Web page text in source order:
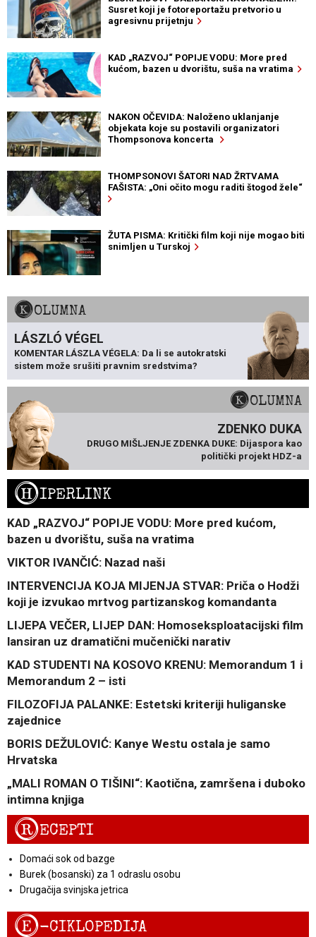
Susret koji je fotoreportažu pretvorio u
agresivnu prijetnju
KAD „RAZVOJ“ POPIJE VODU: More pred
kućom, bazen u dvorištu, suša na vratima
NAKON OČEVIDA: Naloženo uklanjanje
objekata koje su postavili organizatori
Thompsonova koncerta
THOMPSONOVI ŠATORI NAD ŽRTVAMA
FAŠISTA: „Oni očito mogu raditi štogod žele“
ŽUTA PISMA: Kritički film koji nije mogao biti
snimljen u Turskoj
KOLUMNA
LÁSZLÓ VÉGEL
KOMENTAR LÁSZLA VÉGELA: Da li se autokratski
sistem može srušiti pravnim sredstvima?
KOLUMNA
ZDENKO DUKA
DRUGO MIŠLJENJE ZDENKA DUKE: Dijaspora kao
politički projekt HDZ-a
HIPERLINK
KAD „RAZVOJ“ POPIJE VODU: More pred kućom,
bazen u dvorištu, suša na vratima
VIKTOR IVANČIĆ: Nazad naši
INTERVENCIJA KOJA MIJENJA STVAR: Priča o Hodži
koji je izvukao mrtvog partizanskog komandanta
LIJEPA VEČER, LIJEP DAN: Homoseksploatacijski film
lansiran uz dramatični mučenički narativ
KAD STUDENTI NA KOSOVO KRENU: Memorandum 1 i
Memorandum 2 – isti
FILOZOFIJA PALANKE: Estetski kriteriji huliganske
zajednice
BORIS DEŽULOVIĆ: Kanye Westu ostala je samo
Hrvatska
„MALI ROMAN O TIŠINI“: Kaotična, zamršena i duboko
intimna knjiga
RECEPTI
Domaći sok od bazge
Burek (bosanski) za 1 odraslu osobu
Drugačija svinjska jetrica
E-CIKLOPEDIJA